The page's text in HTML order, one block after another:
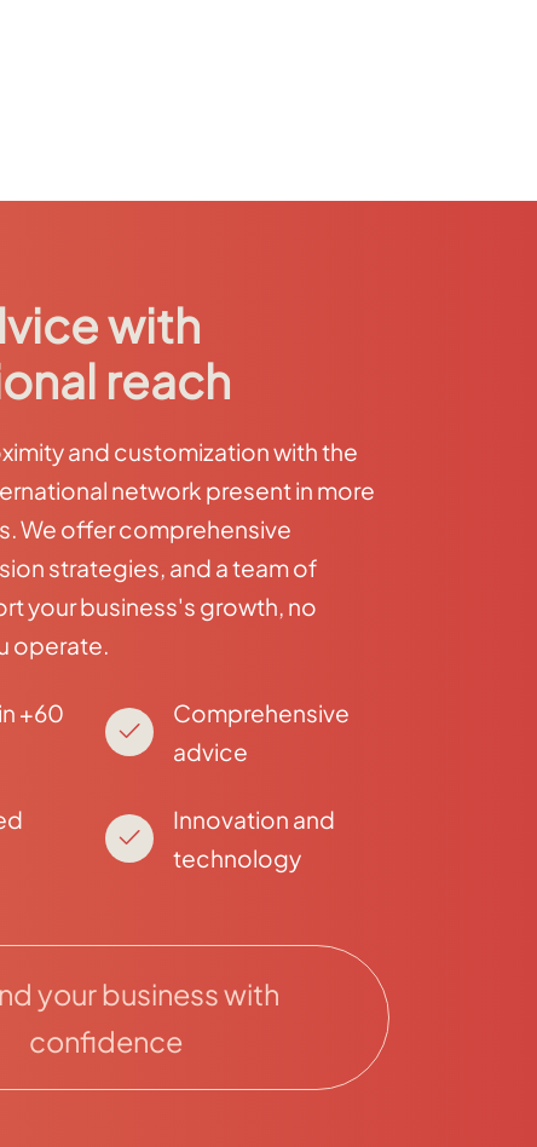
with
reach
and customization with the
network present in more
We offer comprehensive
strategies, and a team of
your business's growth, no
operate.
+60
Comprehensive
advice
Innovation and
technology
your business with
confidence